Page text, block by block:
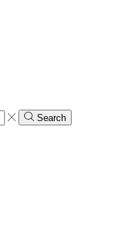
Search